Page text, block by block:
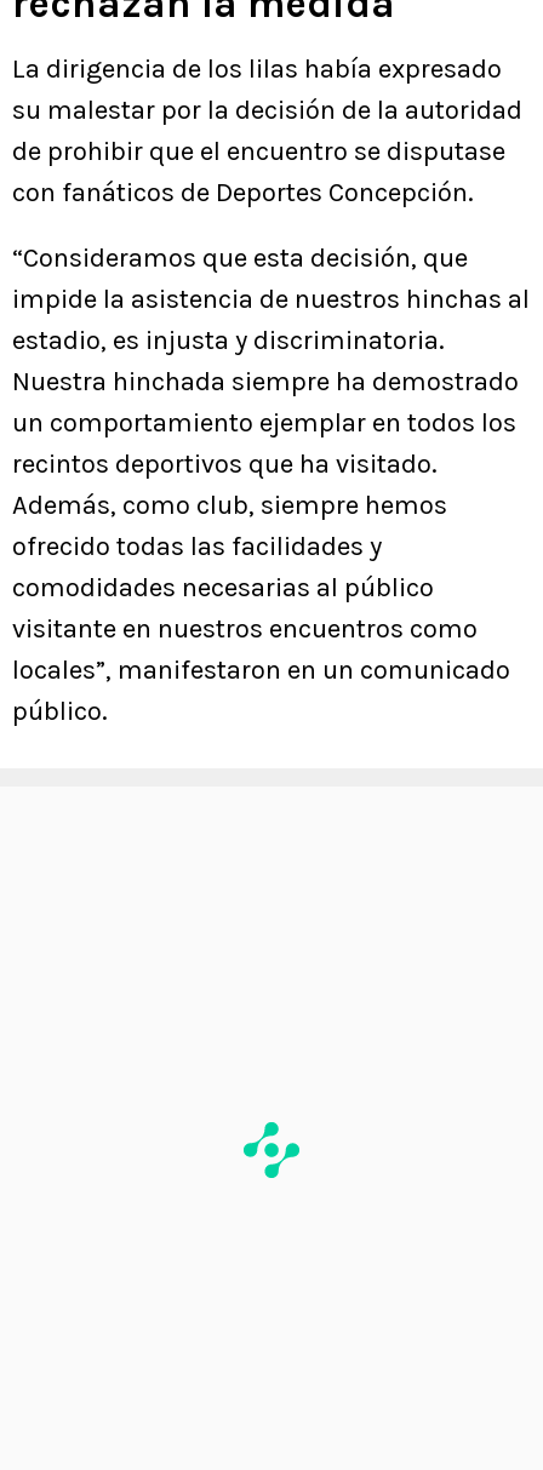
La dirigencia de los lilas había expresado
su malestar por la decisión de la autoridad
de prohibir que el encuentro se disputase
con fanáticos de Deportes Concepción.
“Consideramos que esta decisión, que
impide la asistencia de nuestros hinchas al
estadio, es injusta y discriminatoria.
Nuestra hinchada siempre ha demostrado
un comportamiento ejemplar en todos los
recintos deportivos que ha visitado.
Además, como club, siempre hemos
ofrecido todas las facilidades y
comodidades necesarias al público
visitante en nuestros encuentros como
locales”, manifestaron en un comunicado
público.